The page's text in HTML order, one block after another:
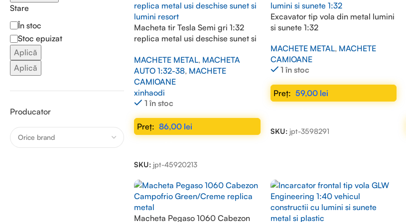
Stare
În stoc
Stoc epuizat
Aplică
Aplică
Producator
Macheta tir Tesla Semi gri 1:32
replica metal usi deschise sunet si
MACHETE METAL, MACHETA
AUTO 1:32-38, MACHETE
CAMIOANE
xinhaodi
1 în stoc
86,00 lei
SKU: jpt-45920213
Excavator tip vola din metal lumini
si sunete 1:32
MACHETE METAL, MACHETE
CAMIOANE
1 în stoc
59,00 lei
SKU: jpt-3598291
Macheta Pegaso 1060 Cabezon